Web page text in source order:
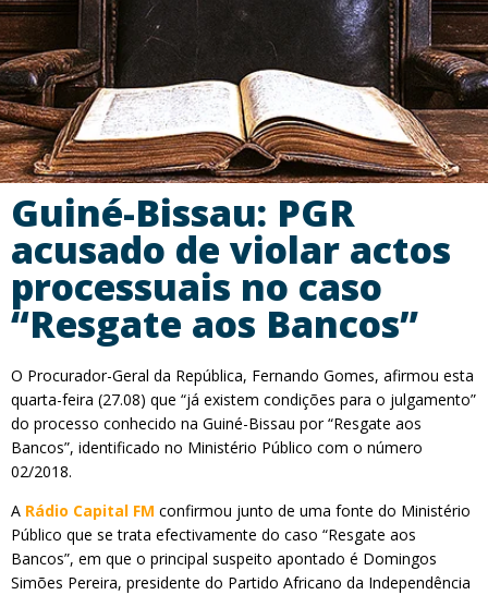
Guiné-Bissau: PGR
acusado de violar actos
processuais no caso
“Resgate aos Bancos”
O Procurador-Geral da República, Fernando Gomes, afirmou esta
quarta-feira (27.08) que “já existem condições para o julgamento”
do processo conhecido na Guiné-Bissau por “Resgate aos
Bancos”, identificado no Ministério Público com o número
02/2018.
A Rádio Capital FM confirmou junto de uma fonte do Ministério
Público que se trata efectivamente do caso “Resgate aos
Bancos”, em que o principal suspeito apontado é Domingos
Simões Pereira, presidente do Partido Africano da Independência